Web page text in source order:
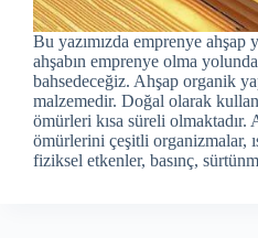
Bu yazımızda emprenye ahşap
ahşabın emprenye olma
bahsedeceğiz. Ahşap organik
malzemedir. Doğal olarak
ömürleri kısa süreli olmaktadır.
ömürlerini çeşitli organizmalar,
fiziksel etkenler, basınç,